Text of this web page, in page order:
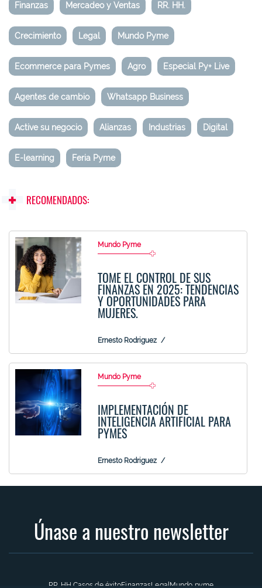
Finanzas Mercadeo y Ventas RR. HH.
Crecimiento Legal Mundo Pyme
Ecommerce para Pymes Agro Especial Py+ Live
Agentes de cambio Whatsapp Business
Active su negocio Alianzas Industrias Digital
E-learning Feria Pyme
RECOMENDADOS:
Mundo Pyme
TOME EL CONTROL DE SUS
FINANZAS EN 2025: TENDENCIAS
Y OPORTUNIDADES PARA
MUJERES.
Ernesto Rodriguez
Mundo Pyme
IMPLEMENTACIÓN DE
INTELIGENCIA ARTIFICIAL PARA
PYMES
Ernesto Rodriguez
Únase a nuestro newsletter
RR. HH. Casos de éxitoFinanzasLegalMundo pyme